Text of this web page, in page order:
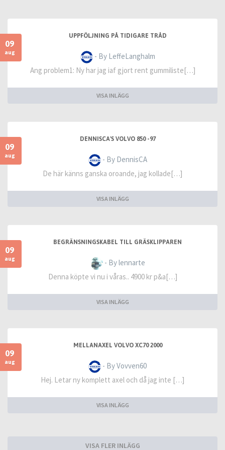
09
aug
UPPFÖLJNING PÅ TIDIGARE TRÅD
- By LeffeLanghalm
Ang problem1: Ny har jag iaf gjort rent gummiliste[…]
VISA INLÄGG
09
aug
DENNISCA'S VOLVO 850 -97
- By DennisCA
De här känns ganska oroande, jag kollade[…]
VISA INLÄGG
09
aug
BEGRÄNSNINGSKABEL TILL GRÄSKLIPPAREN
- By lennarte
Denna köpte vi nu i våras.. 4900 kr p&a[…]
VISA INLÄGG
09
aug
MELLANAXEL VOLVO XC70 2000
- By Vovven60
Hej. Letar ny komplett axel och då jag inte […]
VISA INLÄGG
VISA FLER INLÄGG